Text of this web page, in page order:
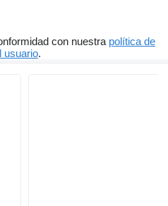
con nuestra política de
usuario.